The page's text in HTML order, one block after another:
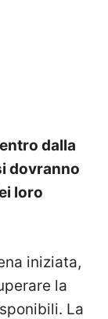
dalla
dovranno
loro
iniziata,
la
La